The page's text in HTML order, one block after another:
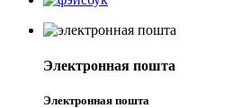
Электронная пошта
Электронная пошта